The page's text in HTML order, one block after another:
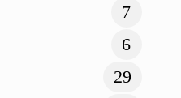
7
6
29